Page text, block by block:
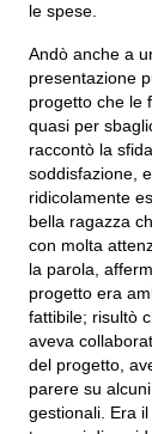
le spese.
Andò anche a
presentazione
progetto che le
quasi per
raccontò la
soddisfazione,
ridicolamente
bella ragazza
con molta
la parola,
progetto era
fattibile; risultò
aveva
del progetto,
parere su
gestionali. Era